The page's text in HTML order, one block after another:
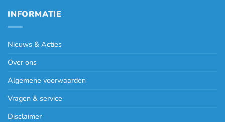
INFORMATIE
Nieuws & Acties
Over ons
Algemene voorwaarden
Vragen & service
Disclaimer